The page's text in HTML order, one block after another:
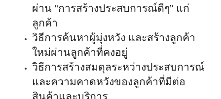
ผ่าน “การสร้างประสบการณ์ดีๆ” แก่
ลูกค้า
วิธีการค้นหาผู้มุ่งหวัง และสร้างลูกค้า
ใหม่ผ่านลูกค้าที่คงอยู่
วิธีการสร้างสมดุลระหว่างประสบการณ์
และความคาดหวังของลูกค้าที่มีต่อ
สินค้าและบริการ